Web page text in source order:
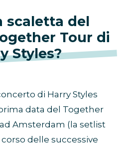
scaletta del
Tour di
Styles?
di Harry Styles
data del Together
Amsterdam (la setlist
delle successive